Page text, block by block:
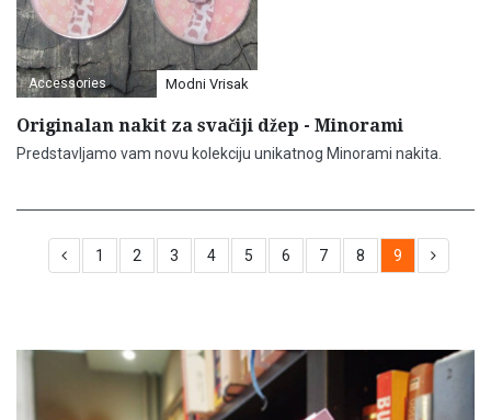
Accessories Modni Vrisak
Originalan nakit za svačiji džep - Minorami
Predstavljamo vam novu kolekciju unikatnog Minorami nakita.
1 2 3 4 5 6 7 8 9